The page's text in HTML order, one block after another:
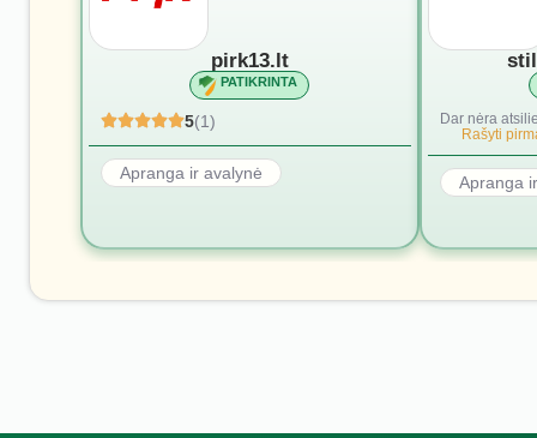
pirk13.lt
PATIKRINTA
5(1)
Apranga ir avalynė
Dar nėra
Rašyti
Apranga